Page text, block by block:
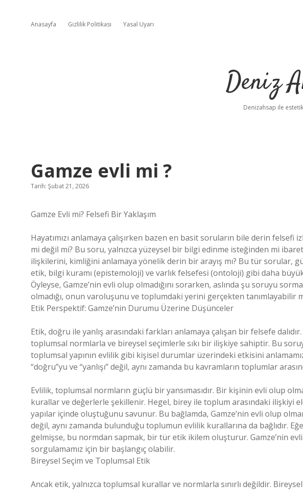
Anasayfa Gizlilik Politikası Yasal Uyarı
Deniz
Denizahsap ile
Gamze evli mi ?
Tarih: Şubat 21, 2026
Gamze Evli mi? Felsefi Bir Yaklaşım
Hayatımızı anlamaya çalışırken bazen en basit soruların bile derin felsefi
mi değil mi? Bu soru, yalnızca yüzeysel bir bilgi edinme isteğinden mi
ilişkilerini, kimliğini anlamaya yönelik derin bir arayış mı? Bu tür sorular,
etik, bilgi kuramı (epistemoloji) ve varlık felsefesi (ontoloji) gibi daha
Öyleyse, Gamze’nin evli olup olmadığını sorarken, aslında şu soruyu
olmadığı, onun varoluşunu ve toplumdaki yerini gerçekten tanımlayabilir
Etik Perspektif: Gamze’nin Durumu Üzerine Düşünceler
Etik, doğru ile yanlış arasındaki farkları anlamaya çalışan bir felsefe
toplumsal normlarla ve bireysel seçimlerle sıkı bir ilişkiye sahiptir. Bu
toplumsal yapının evlilik gibi kişisel durumlar üzerindeki etkisini
“doğru”yu ve “yanlışı” değil, aynı zamanda bu kavramların toplumlar
Evlilik, toplumsal normların güçlü bir yansımasıdır. Bir kişinin evli olup
kurallar ve değerlerle şekillenir. Hegel, birey ile toplum arasındaki ilişkiyi
yapılar içinde oluştuğunu savunur. Bu bağlamda, Gamze’nin evli olup
değil, aynı zamanda bulunduğu toplumun evlilik kurallarına da bağlıdır.
gelmişse, bu normdan sapmak, bir tür etik ikilem oluşturur. Gamze’nin
sorgulamamız için bir başlangıç olabilir.
Bireysel Seçim ve Toplumsal Etik
Ancak etik, yalnızca toplumsal kurallar ve normlarla sınırlı değildir.